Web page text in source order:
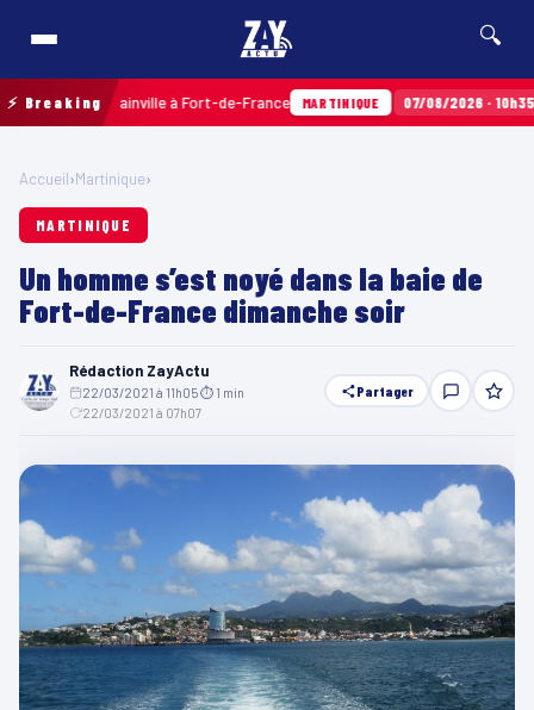
🔍
⚡ Breaking
Terres Sainville à Fort-de-France MARTINIQUE 07/08/2026 · 10h35
Accueil›Martinique›
MARTINIQUE
Un homme s’est noyé dans la baie de
Fort-de-France dimanche soir
Rédaction ZayActu
22/03/2021 à 11h05⏱ 1 min
22/03/2021 à 07h07
Partager